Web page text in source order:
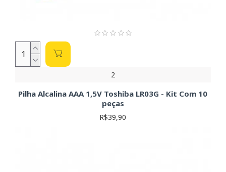
2
Pilha Alcalina AAA 1,5V Toshiba LR03G - Kit Com 10
peças
R$39,90